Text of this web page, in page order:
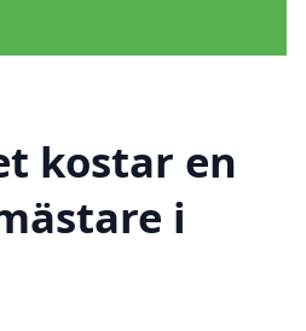
kostar en
i